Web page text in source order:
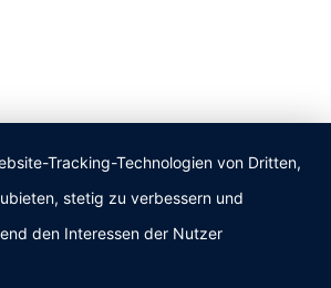
Tracking-Technologien von Dritten,
stetig zu verbessern und
den Interessen der Nutzer